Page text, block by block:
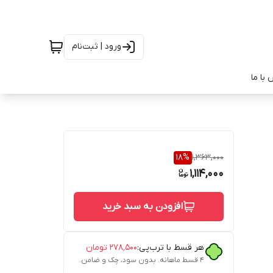
ورود | ثبت‌نام
با ما
1,363,000
18%
1,114,000
افزودن به سبد خرید
هر قسط با ترب‌پی:۲۷۸٬۵۰۰ تومان
۴ قسط ماهانه. بدون سود، چک و ضامن.